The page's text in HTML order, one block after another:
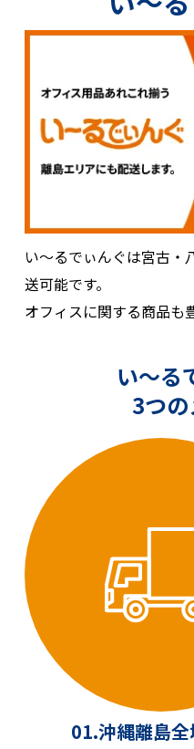
い～るでぃんぐは宮古・
送可能です。
オフィスに関する商品も
い〜る
3つ
01.沖縄離島